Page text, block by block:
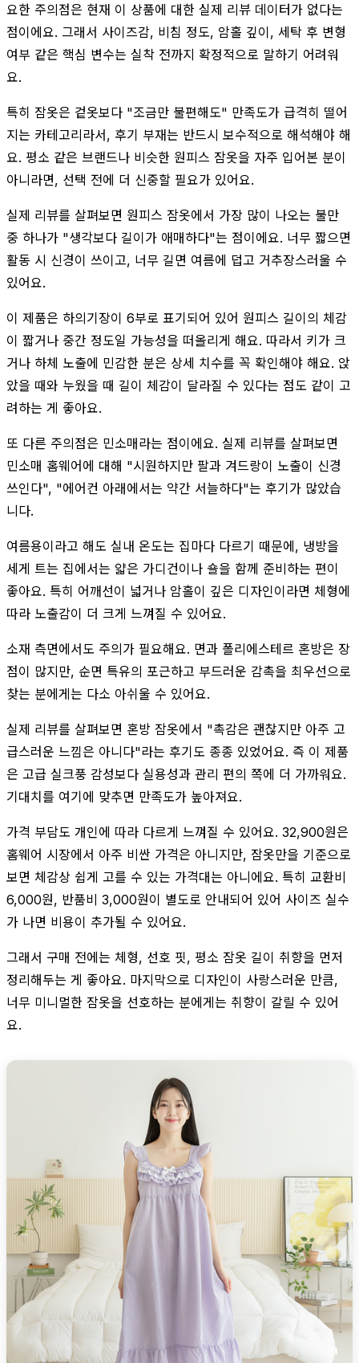
요한 주의점은 현재 이 상품에 대한 실제 리뷰 데이터가 없다는
점이에요. 그래서 사이즈감, 비침 정도, 암홀 깊이, 세탁 후 변형
여부 같은 핵심 변수는 실착 전까지 확정적으로 말하기 어려워
요.
특히 잠옷은 겉옷보다 "조금만 불편해도" 만족도가 급격히 떨어
지는 카테고리라서, 후기 부재는 반드시 보수적으로 해석해야 해
요. 평소 같은 브랜드나 비슷한 원피스 잠옷을 자주 입어본 분이
아니라면, 선택 전에 더 신중할 필요가 있어요.
실제 리뷰를 살펴보면 원피스 잠옷에서 가장 많이 나오는 불만
중 하나가 "생각보다 길이가 애매하다"는 점이에요. 너무 짧으면
활동 시 신경이 쓰이고, 너무 길면 여름에 덥고 거추장스러울 수
있어요.
이 제품은 하의기장이 6부로 표기되어 있어 원피스 길이의 체감
이 짧거나 중간 정도일 가능성을 떠올리게 해요. 따라서 키가 크
거나 하체 노출에 민감한 분은 상세 치수를 꼭 확인해야 해요. 앉
았을 때와 누웠을 때 길이 체감이 달라질 수 있다는 점도 같이 고
려하는 게 좋아요.
또 다른 주의점은 민소매라는 점이에요. 실제 리뷰를 살펴보면
민소매 홈웨어에 대해 "시원하지만 팔과 겨드랑이 노출이 신경
쓰인다", "에어컨 아래에서는 약간 서늘하다"는 후기가 많았습
니다.
여름용이라고 해도 실내 온도는 집마다 다르기 때문에, 냉방을
세게 트는 집에서는 얇은 가디건이나 숄을 함께 준비하는 편이
좋아요. 특히 어깨선이 넓거나 암홀이 깊은 디자인이라면 체형에
따라 노출감이 더 크게 느껴질 수 있어요.
소재 측면에서도 주의가 필요해요. 면과 폴리에스테르 혼방은 장
점이 많지만, 순면 특유의 포근하고 부드러운 감촉을 최우선으로
찾는 분에게는 다소 아쉬울 수 있어요.
실제 리뷰를 살펴보면 혼방 잠옷에서 "촉감은 괜찮지만 아주 고
급스러운 느낌은 아니다"라는 후기도 종종 있었어요. 즉 이 제품
은 고급 실크풍 감성보다 실용성과 관리 편의 쪽에 더 가까워요.
기대치를 여기에 맞추면 만족도가 높아져요.
가격 부담도 개인에 따라 다르게 느껴질 수 있어요. 32,900원은
홈웨어 시장에서 아주 비싼 가격은 아니지만, 잠옷만을 기준으로
보면 체감상 쉽게 고를 수 있는 가격대는 아니에요. 특히 교환비
6,000원, 반품비 3,000원이 별도로 안내되어 있어 사이즈 실수
가 나면 비용이 추가될 수 있어요.
그래서 구매 전에는 체형, 선호 핏, 평소 잠옷 길이 취향을 먼저
정리해두는 게 좋아요. 마지막으로 디자인이 사랑스러운 만큼,
너무 미니멀한 잠옷을 선호하는 분에게는 취향이 갈릴 수 있어
요.